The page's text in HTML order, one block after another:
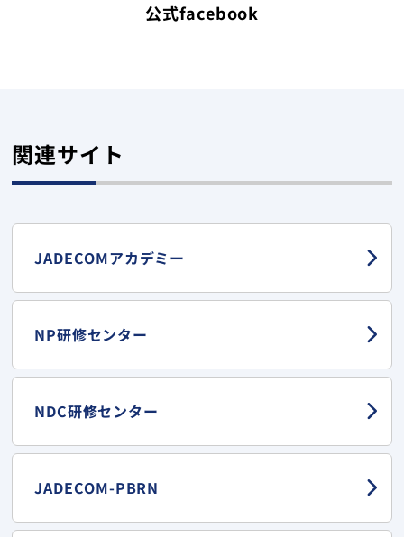
公式facebook
関連サイト
JADECOMアカデミー
NP研修センター
NDC研修センター
JADECOM-PBRN